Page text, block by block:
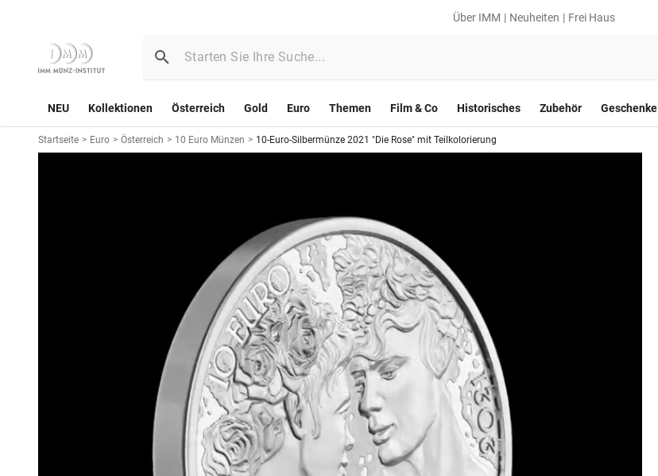
Über IMM Neuheiten Frei Haus
NEU Kollektionen Österreich Gold Euro Themen Film & Co Historisches Zubehör Geschenke
Startseite > Euro > Österreich > 10 Euro Münzen > 10-Euro-Silbermünze 2021 "Die Rose" mit Teilkolorierung